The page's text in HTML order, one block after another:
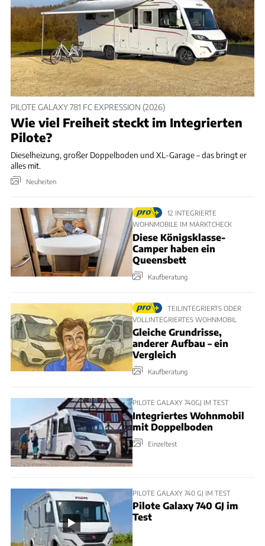
PILOTE GALAXY 781 FC EXPRESSION (2026)
Wie viel Freiheit steckt im Integrierten
Pilote?
Dieselheizung, großer Doppelboden und XL-Garage – das bringt er
alles mit.
Neuheiten
12 INTEGRIERTE
WOHNMOBILE IM MARKTCHECK
Diese Königsklasse-
Camper haben ein
Queensbett
Kaufberatung
TEILINTEGRIERTS ODER
VOLLINTEGRIERTES WOHNMOBIL
Gleiche Grundrisse,
anderer Aufbau – ein
Vergleich
Kaufberatung
PILOTE GALAXY 740GJ IM TEST
Integriertes Wohnmobil
mit Doppelboden
Einzeltest
PILOTE GALAXY 740 GJ IM TEST
Pilote Galaxy 740 GJ im
Test